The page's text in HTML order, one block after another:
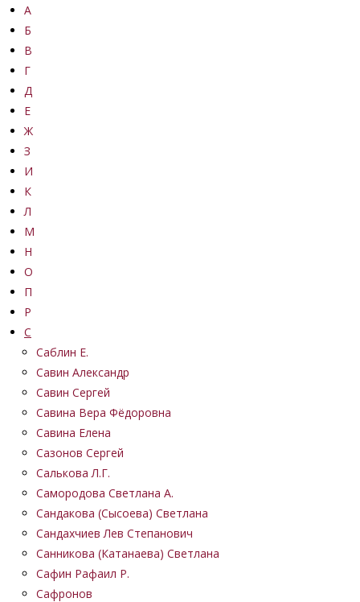
А
Б
В
Г
Д
Е
Ж
З
И
К
Л
М
Н
О
П
Р
С
Саблин Е.
Савин Александр
Савин Сергей
Савина Вера Фёдоровна
Савина Елена
Сазонов Сергей
Салькова Л.Г.
Самородова Светлана А.
Сандакова (Сысоева) Светлана
Сандахчиев Лев Степанович
Санникова (Катанаева) Светлана
Сафин Рафаил Р.
Сафронов